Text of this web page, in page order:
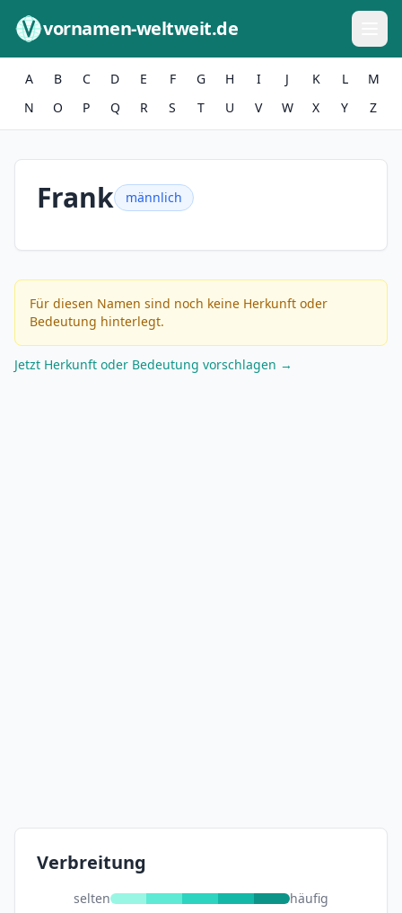
vornamen-weltweit.de
A B C D E F G H I J K L
M
N
O P Q R S T U V W X Y Z
Frank männlich
Für diesen Namen sind noch keine Herkunft oder
Bedeutung hinterlegt.
Jetzt Herkunft oder Bedeutung vorschlagen →
Verbreitung
selten häufig